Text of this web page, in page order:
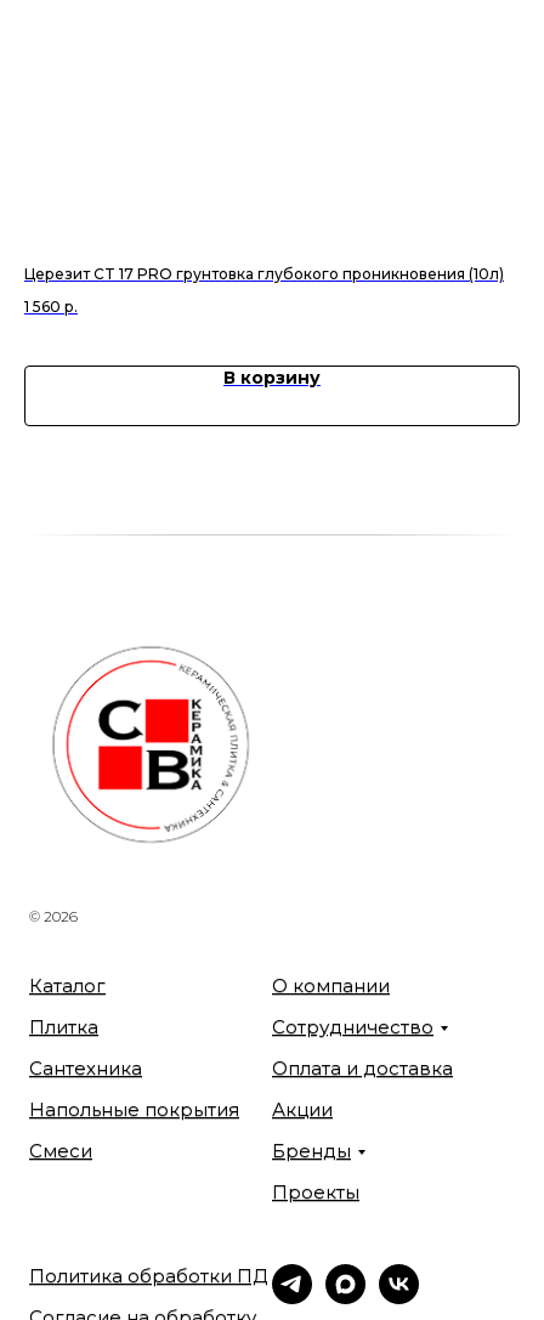
Церезит CT 17 PRO грунтовка глубокого проникновения (10л)
1 560 р.
В корзину
© 2026
Каталог
Плитка
Сантехника
Напольные покрытия
Смеси
О компании
Сотрудничество
Оплата и доставка
Акции
Бренды
Проекты
Политика обработки ПД